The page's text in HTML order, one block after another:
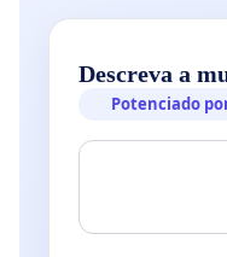
Descreva a
Potenciado